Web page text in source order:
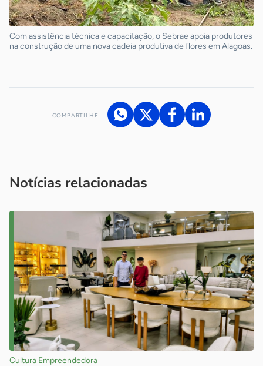
Com assistência técnica e capacitação, o Sebrae apoia produtores
na construção de uma nova cadeia produtiva de flores em Alagoas.
COMPARTILHE
Notícias relacionadas
Cultura Empreendedora